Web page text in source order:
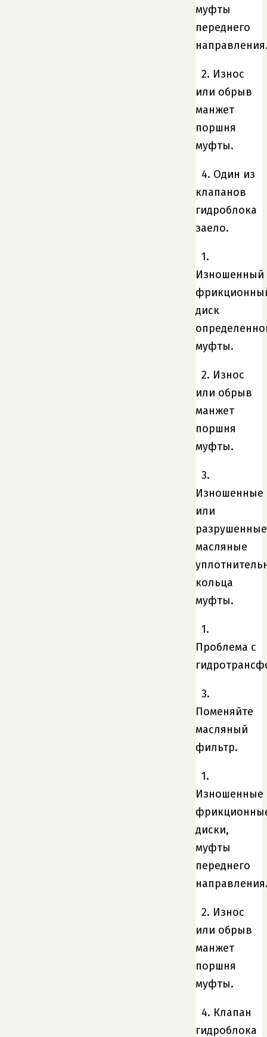
муфты
переднего
2. Износ
или обрыв
манжет
поршня
муфты.
4. Один из
клапанов
гидроблока
заело.
1.
Изношенный
диск
муфты.
2. Износ
или обрыв
манжет
поршня
муфты.
3.
Изношенные
или
разрушенные
масляные
кольца
муфты.
1.
Проблема с
3.
Поменяйте
масляный
фильтр.
1.
Изношенные
диски,
муфты
переднего
2. Износ
или обрыв
манжет
поршня
муфты.
4. Клапан
гидроблока